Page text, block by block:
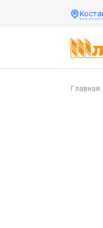
Главная